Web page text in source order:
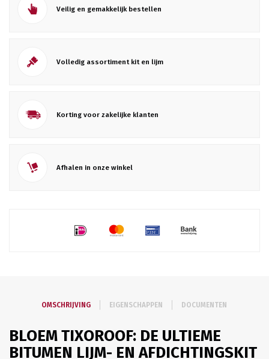
Veilig en gemakkelijk bestellen
Volledig assortiment kit en lijm
Korting voor zakelijke klanten
Afhalen in onze winkel
OMSCHRIJVING EIGENSCHAPPEN DOCUMENTEN
BLOEM TIXOROOF: DE ULTIEME
BITUMEN LIJM- EN AFDICHTINGSKIT